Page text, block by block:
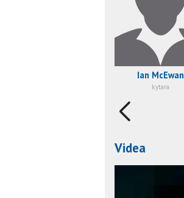
Ian McEwan
kytara
Videa